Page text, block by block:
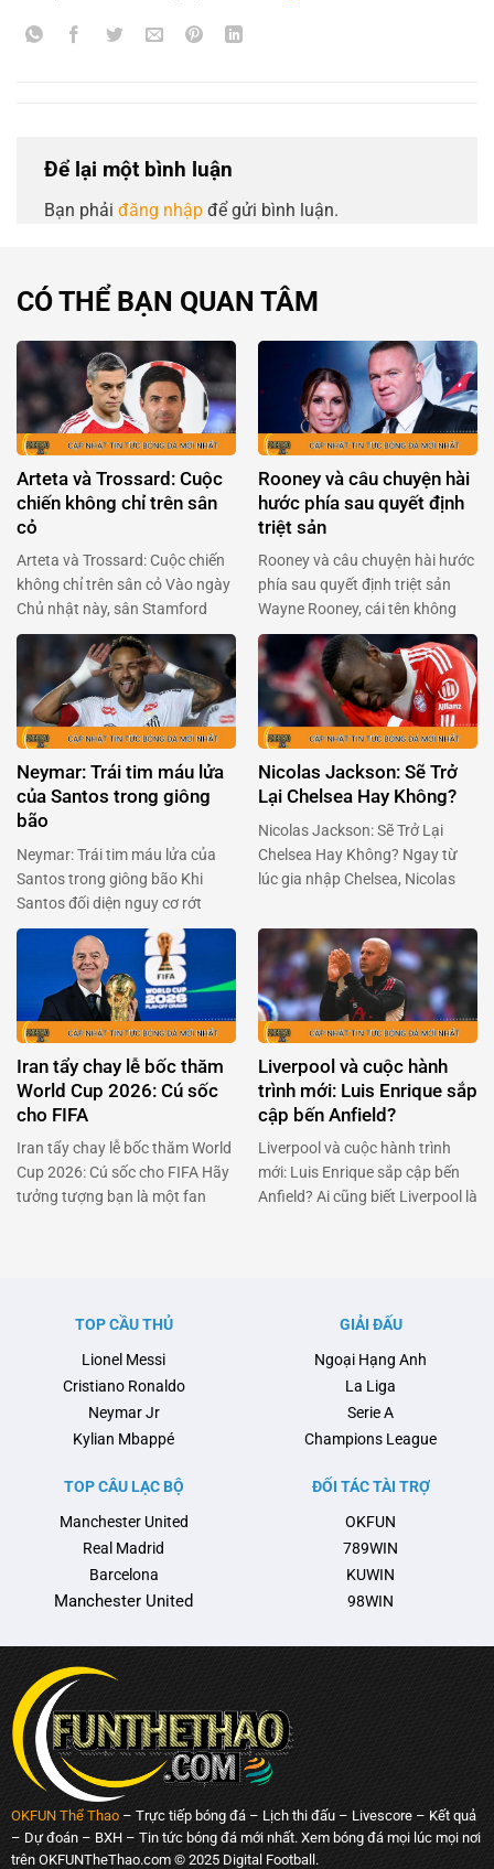
Để lại một bình luận
Bạn phải đăng nhập để gửi bình luận.
CÓ THỂ BẠN QUAN TÂM
Arteta và Trossard: Cuộc
chiến không chỉ trên sân
cỏ
Arteta và Trossard: Cuộc chiến
không chỉ trên sân cỏ Vào ngày
Chủ nhật này, sân Stamford
Bridge sẽ lại bùng nổ với cuộc
đối đầu giữa Arsenal và
Chelsea. Mikel Arteta, người
đang chèo lái con tàu Arsenal,
đã có những chia sẻ quan trọng
về tình hình của Leandro
Trossard, ngôi sao người …
Rooney và câu chuyện hài
hước phía sau quyết định
triệt sản
Rooney và câu chuyện hài hước
phía sau quyết định triệt sản
Wayne Rooney, cái tên không
chỉ gắn liền với Manchester
United mà còn là huyền thoại
của bóng đá Anh, đã khiến
người hâm mộ phải cười
nghiêng ngả với tiết lộ mới đây.
Trong một podcast của BBC
Sport, Rooney chia sẻ …
Neymar: Trái tim máu lửa
của Santos trong giông
bão
Neymar: Trái tim máu lửa của
Santos trong giông bão Khi
Santos đối diện nguy cơ rớt
hạng, Neymar đã khiến cả Brazil
phải thán phục với quyết định
táo bạo: trở lại sân cỏ dù đang
dính chấn thương nặng. Anh
không chỉ đơn thuần là một ngôi
sao bóng đá, mà còn là …
Nicolas Jackson: Sẽ Trở
Lại Chelsea Hay Không?
Nicolas Jackson: Sẽ Trở Lại
Chelsea Hay Không? Ngay từ
lúc gia nhập Chelsea, Nicolas
kỳ vọng sẽ làm nên điều kỳ diệu.
Nhưng đời không như mơ, và
bây giờ anh đang đối mặt với
việc trở lại Stamford Bridge sau
khi không thể kích hoạt điều …
Iran tẩy chay lễ bốc thăm
World Cup 2026: Cú sốc
cho FIFA
Iran tẩy chay lễ bốc thăm World
Cup 2026: Cú sốc cho FIFA Hãy
tưởng tượng bạn là một fan
gia đã quyết định tẩy chay sự
Liverpool và cuộc hành
trình mới: Luis Enrique sắp
cập bến Anfield?
Liverpool và cuộc hành trình
mới: Luis Enrique sắp cập bến
Anfield? Ai cũng biết Liverpool là
từng được kỳ vọng sẽ mang lại
TOP CẦU THỦ
Lionel Messi
Cristiano Ronaldo
Neymar Jr
Kylian Mbappé
GIẢI ĐẤU
Ngoại Hạng Anh
La Liga
Serie A
Champions League
TOP CÂU LẠC BỘ
Manchester United
Real Madrid
Barcelona
Manchester United
ĐỐI TÁC TÀI TRỢ
OKFUN
789WIN
KUWIN
98WIN
OKFUN Thể Thao– Trực tiếp bóng đá – Lịch thi đấu – Livescore – Kết quả
– Dự đoán – BXH – Tin tức bóng đá mới nhất. Xem bóng đá mọi lúc mọi nơi
trên OKFUNTheThao.com © 2025 Digital Football.